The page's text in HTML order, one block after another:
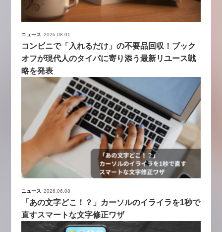
ニュース 2026.08.01
コンビニで「入れるだけ」の不要品回収！ブック
オフが現代人のタイパに寄り添う最新リユース戦
略を発表
ニュース 2026.06.08
「あの文字どこ！？」カーソルのイライラを1秒で
直すスマートな文字修正ワザ